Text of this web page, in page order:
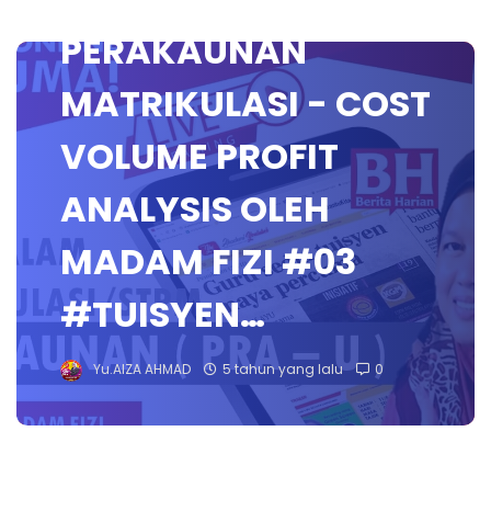
PERAKAUNAN
MATRIKULASI - COST
VOLUME PROFIT
ANALYSIS OLEH
MADAM FIZI #03
#TUISYEN…
Yu.AIZA AHMAD 5 tahun yang lalu 0